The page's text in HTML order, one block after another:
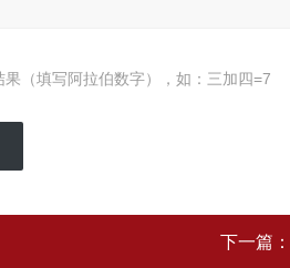
果（填写阿拉伯数字），如：三加四=7
下一篇：